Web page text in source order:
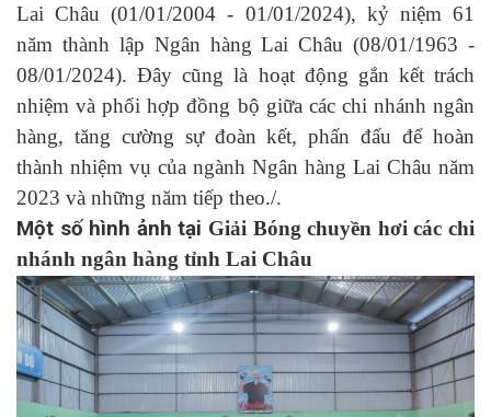
Lai Châu (01/01/2004 - 01/01/2024), kỷ niệm 61
năm thành lập Ngân hàng Lai Châu (08/01/1963 -
08/01/2024). Đây cũng là hoạt động gắn kết trách
nhiệm và phối hợp đồng bộ giữa các chi nhánh ngân
hàng, tăng cường sự đoàn kết, phấn đấu để hoàn
thành nhiệm vụ của ngành Ngân hàng Lai Châu năm
2023 và những năm tiếp theo./.
Một số hình ảnh tại Giải Bóng chuyền hơi các chi
nhánh ngân hàng tỉnh Lai Châu